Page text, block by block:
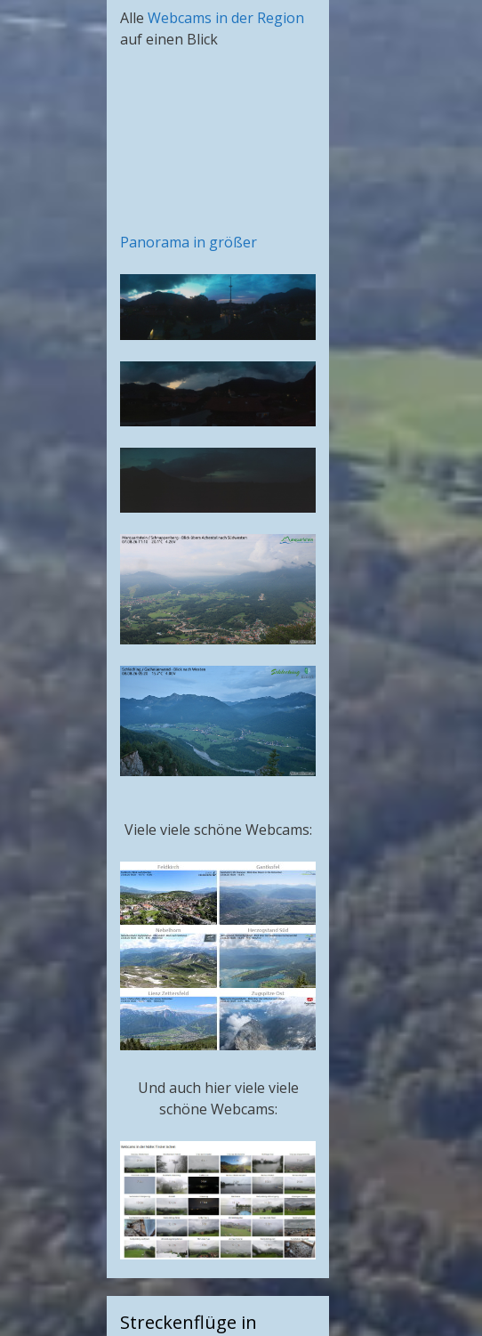
Alle Webcams in der Region
auf einen Blick
Panorama in größer
Viele viele schöne Webcams:
Und auch hier viele viele
schöne Webcams:
Streckenflüge in